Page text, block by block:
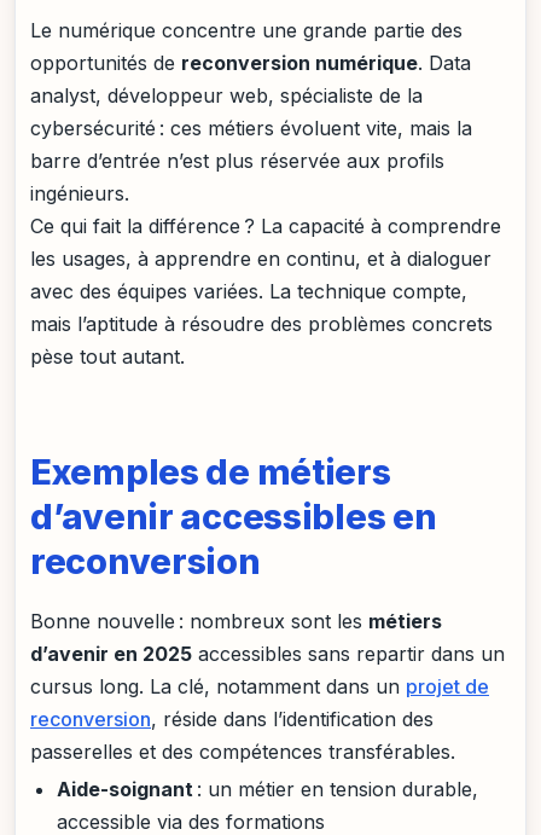
Le numérique concentre une grande partie des
opportunités de reconversion numérique. Data
analyst, développeur web, spécialiste de la
cybersécurité : ces métiers évoluent vite, mais la
barre d’entrée n’est plus réservée aux profils
ingénieurs.
Ce qui fait la différence ? La capacité à comprendre
les usages, à apprendre en continu, et à dialoguer
avec des équipes variées. La technique compte,
mais l’aptitude à résoudre des problèmes concrets
pèse tout autant.
Exemples de métiers
d’avenir accessibles en
reconversion
Bonne nouvelle : nombreux sont les métiers
d’avenir en 2025 accessibles sans repartir dans un
cursus long. La clé, notamment dans un projet de
reconversion, réside dans l’identification des
passerelles et des compétences transférables.
Aide-soignant : un métier en tension durable,
accessible via des formations